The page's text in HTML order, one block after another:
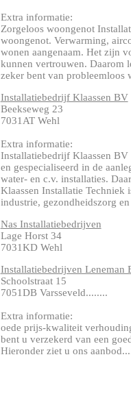
Extra informatie:
Zorgeloos woongenot
woongenot. Verwarming,
wonen aangenaam. Het zijn
kunnen vertrouwen. Daarom
zeker bent van probleemloos
Installatiebedrijf Klaassen BV
Beekseweg 23
7031AT Wehl
Extra informatie:
Installatiebedrijf Klaassen
en gespecialiseerd in de
water- en c.v. installaties.
Klaassen Installatie
industrie, gezondheidszorg
Nas Installatiebedrijven
Lage Horst 34
7031KD Wehl
Installatiebedrijven Leneman
Schoolstraat 15
7051DB Varsseveld........
Extra informatie:
oede prijs-kwaliteit
bent u verzekerd van een
Hieronder ziet u ons